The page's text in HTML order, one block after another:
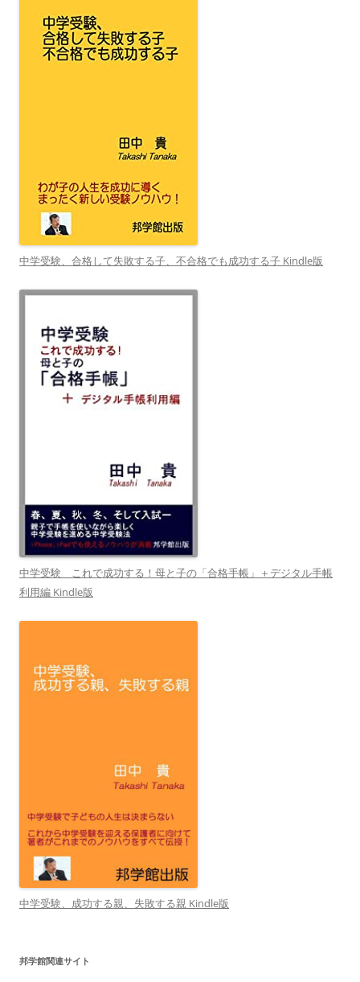
中学受験、合格して失敗する子、不合格でも成功する子 Kindle版
中学受験 これで成功する！母と子の「合格手帳」＋デジタル手帳
利用編 Kindle版
中学受験、成功する親、失敗する親 Kindle版
邦学館関連サイト